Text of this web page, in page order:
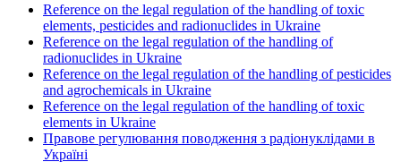
Reference on the legal regulation of the handling of toxic
elements, pesticides and radionuclides in Ukraine
Reference on the legal regulation of the handling of
radionuclides in Ukraine
Reference on the legal regulation of the handling of pesticides
and agrochemicals in Ukraine
Reference on the legal regulation of the handling of toxic
elements in Ukraine
Правове регулювання поводження з радіонуклідами в
Україні